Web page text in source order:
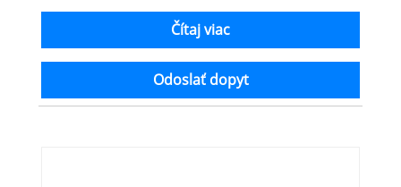
Čítaj viac
Odoslať dopyt